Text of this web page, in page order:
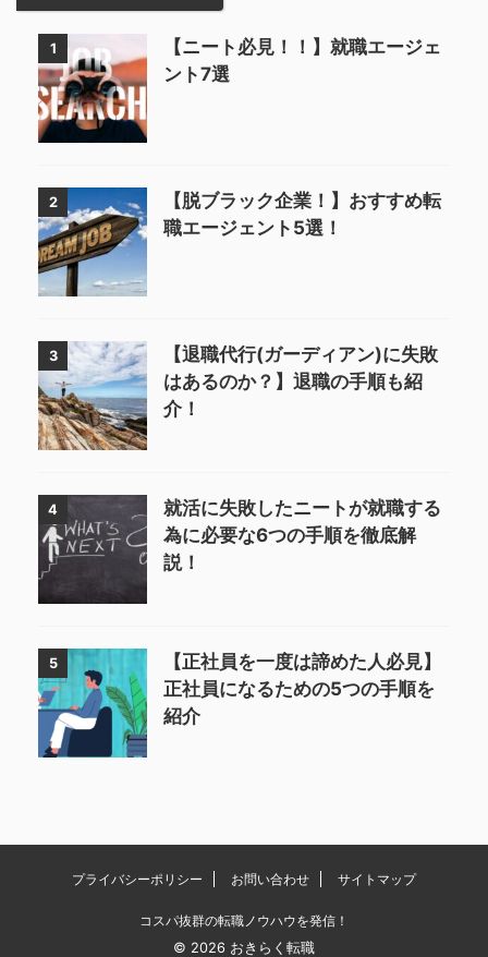
1
【ニート必見！！】就職エージェ
ント7選
2
【脱ブラック企業！】おすすめ転
職エージェント5選！
3
【退職代行(ガーディアン)に失敗
はあるのか？】退職の手順も紹
介！
4
就活に失敗したニートが就職する
為に必要な6つの手順を徹底解
説！
5
【正社員を一度は諦めた人必見】
正社員になるための5つの手順を
紹介
プライバシーポリシー お問い合わせ サイトマップ
コスパ抜群の転職ノウハウを発信！
© 2026 おきらく転職